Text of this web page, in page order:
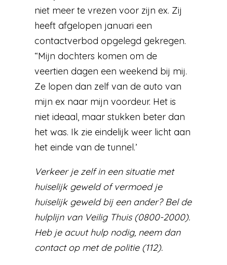
niet meer te vrezen voor zijn ex. Zij
heeft afgelopen januari een
contactverbod opgelegd gekregen.
“Mijn dochters komen om de
veertien dagen een weekend bij mij.
Ze lopen dan zelf van de auto van
mijn ex naar mijn voordeur. Het is
niet ideaal, maar stukken beter dan
het was. Ik zie eindelijk weer licht aan
het einde van de tunnel.’
Verkeer je zelf in een situatie met
huiselijk geweld of vermoed je
huiselijk geweld bij een ander? Bel de
hulplijn van Veilig Thuis (0800-2000).
Heb je acuut hulp nodig, neem dan
contact op met de politie (112).